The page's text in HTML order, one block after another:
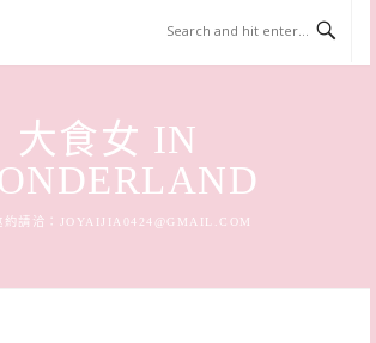
大食女 IN
約請洽： JOYAIJIA0424@GMAIL.COM